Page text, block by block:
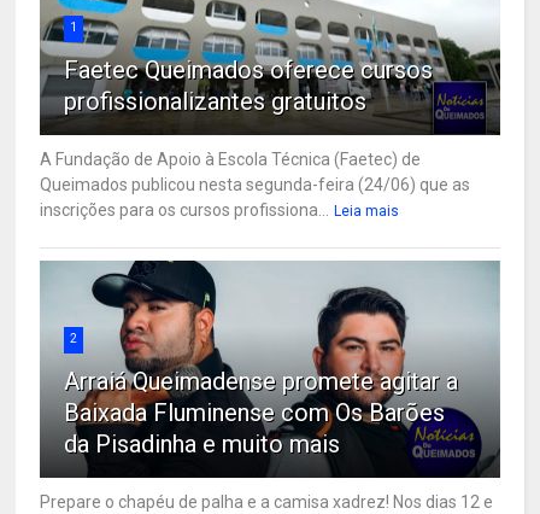
1
Faetec Queimados oferece cursos
profissionalizantes gratuitos
A Fundação de Apoio à Escola Técnica (Faetec) de
Queimados publicou nesta segunda-feira (24/06) que as
inscrições para os cursos profissiona...
Leia mais
2
Arraiá Queimadense promete agitar a
Baixada Fluminense com Os Barões
da Pisadinha e muito mais
Prepare o chapéu de palha e a camisa xadrez! Nos dias 12 e